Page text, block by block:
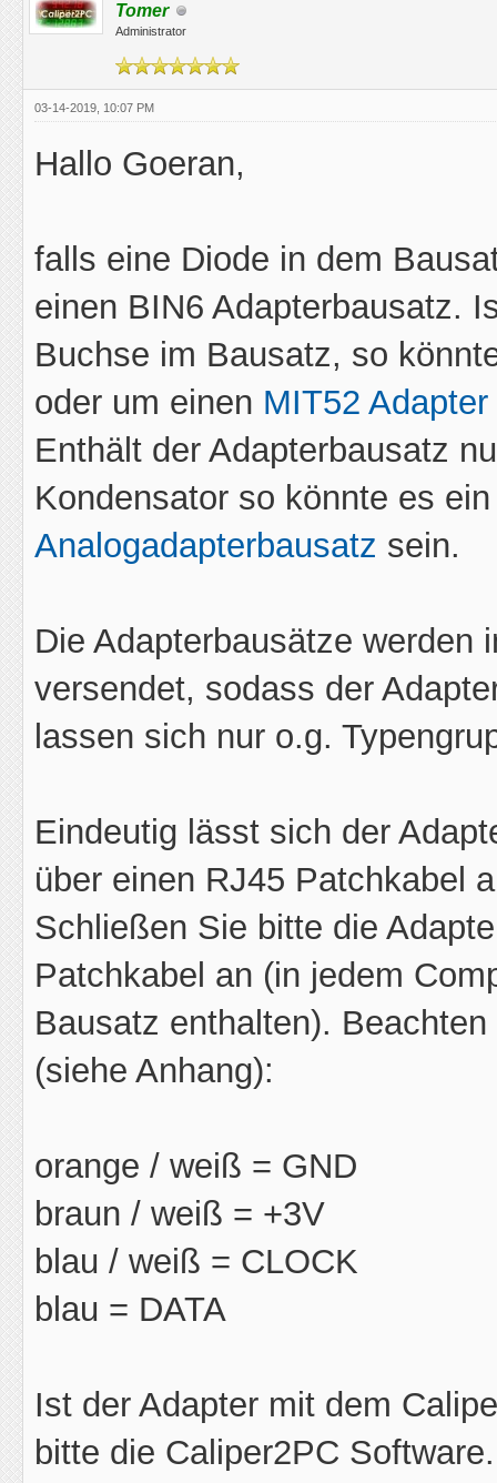
Tomer
Administrator
03-14-2019, 10:07 PM
Hallo Goeran,
falls eine Diode in dem
einen BIN6 Adapterbausatz.
Buchse im Bausatz, so
oder um einen MIT52
Enthält der Adapterbausatz
Kondensator so könnte es
Analogadapterbausatz sein.
Die Adapterbausätze werden
versendet, sodass der
lassen sich nur o.g.
Eindeutig lässt sich der
über einen RJ45 Patchkabel
Schließen Sie bitte die
Patchkabel an (in jedem
Bausatz enthalten).
(siehe Anhang):
orange / weiß = GND
braun / weiß = +3V
blau / weiß = CLOCK
blau = DATA
Ist der Adapter mit dem
bitte die Caliper2PC